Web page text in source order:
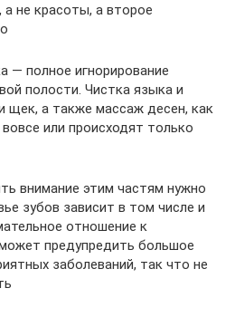
не красоты, а второе
— полное игнорирование
полости. Чистка языка и
щек, а также массаж десен, как
или происходят только
внимание этим частям нужно
зубов зависит в том числе и
отношение к
предупредить большое
заболеваний, так что не